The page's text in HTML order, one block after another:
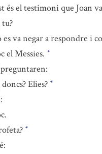
és el testimoni que Joan
es va negar a respondre i
el Messies. *
Elies? *
*